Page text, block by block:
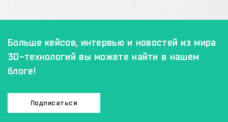
Больше кейсов, интервью и новостей из мира
3D-технологий вы можете найти в нашем
блоге!
Подписаться